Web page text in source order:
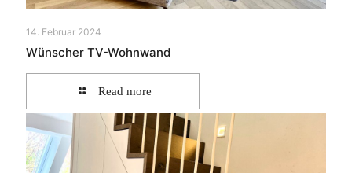
14. Februar 2024
Wünscher TV-Wohnwand
Read more